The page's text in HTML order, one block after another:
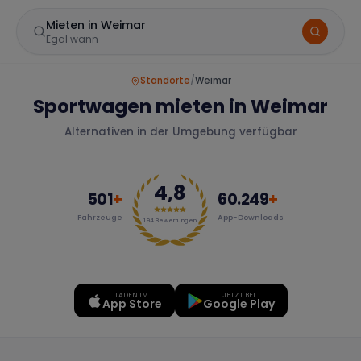
Mieten in Weimar
Egal wann
Marke
Mercedes BMW Audi
Standorte/Weimar
Sportwagen mieten in Weimar
Alternativen in der Umgebung verfügbar
501+
Fahrzeuge
4,8
194Bewertungen
60.249+
App-Downloads
LADEN IM
App Store
JETZT BEI
Google Play